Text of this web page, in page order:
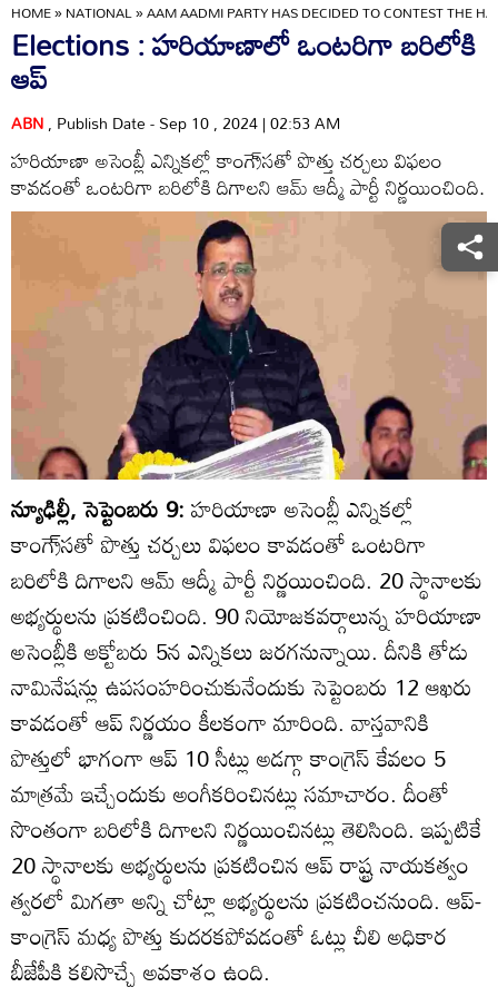
HOME»NATIONAL»AAM AADMI PARTY HAS DECIDED TO CONTEST THE
Elections : హరియాణాలో ఒంటరిగా బరిలోకి
ఆప్‌
ABN, Publish Date - Sep 10 , 2024 | 02:53 AM
హరియాణా అసెంబ్లీ ఎన్నికల్లో కాంగ్రె్‌సతో పొత్తు చర్చలు విఫలం
కావడంతో ఒంటరిగా బరిలోకి దిగాలని ఆమ్‌ ఆద్మీ పార్టీ నిర్ణయించింది.
న్యూఢిల్లీ, సెప్టెంబరు 9:హరియాణా అసెంబ్లీ ఎన్నికల్లో
కాంగ్రె్‌సతో పొత్తు చర్చలు విఫలం కావడంతో ఒంటరిగా
బరిలోకి దిగాలని ఆమ్‌ ఆద్మీ పార్టీ నిర్ణయించింది. 20 స్థానాలకు
అభ్యర్థులను ప్రకటించింది. 90 నియోజకవర్గాలున్న హరియాణా
అసెంబ్లీకి అక్టోబరు 5న ఎన్నికలు జరగనున్నాయి. దీనికి తోడు
నామినేషన్లు ఉపసంహరించుకునేందుకు సెప్టెంబరు 12 ఆఖరు
కావడంతో ఆప్‌ నిర్ణయం కీలకంగా మారింది. వాస్తవానికి
పొత్తులో భాగంగా ఆప్‌ 10 సీట్లు అడగ్గా కాంగ్రెస్‌ కేవలం 5
మాత్రమే ఇచ్చేందుకు అంగీకరించినట్లు సమాచారం. దీంతో
సొంతంగా బరిలోకి దిగాలని నిర్ణయించినట్లు తెలిసింది. ఇప్పటికే
20 స్థానాలకు అభ్యర్థులను ప్రకటించిన ఆప్‌ రాష్ట్ర నాయకత్వం
త్వరలో మిగతా అన్ని చోట్లా అభ్యర్థులను ప్రకటించనుంది. ఆప్‌-
కాంగ్రెస్‌ మధ్య పొత్తు కుదరకపోవడంతో ఓట్లు చీలి అధికార
బీజేపీకి కలిసొచ్చే అవకాశం ఉంది.